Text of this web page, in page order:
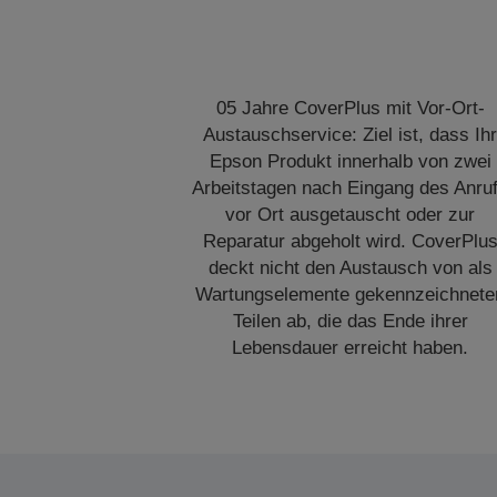
05 Jahre CoverPlus mit Vor-Ort-
Austauschservice: Ziel ist, dass Ihr
Epson Produkt innerhalb von zwei
Arbeitstagen nach Eingang des
vor Ort ausgetauscht oder zur
Reparatur abgeholt wird. CoverPlus
deckt nicht den Austausch von als
Wartungselemente
Teilen ab, die das Ende ihrer
Lebensdauer erreicht haben.